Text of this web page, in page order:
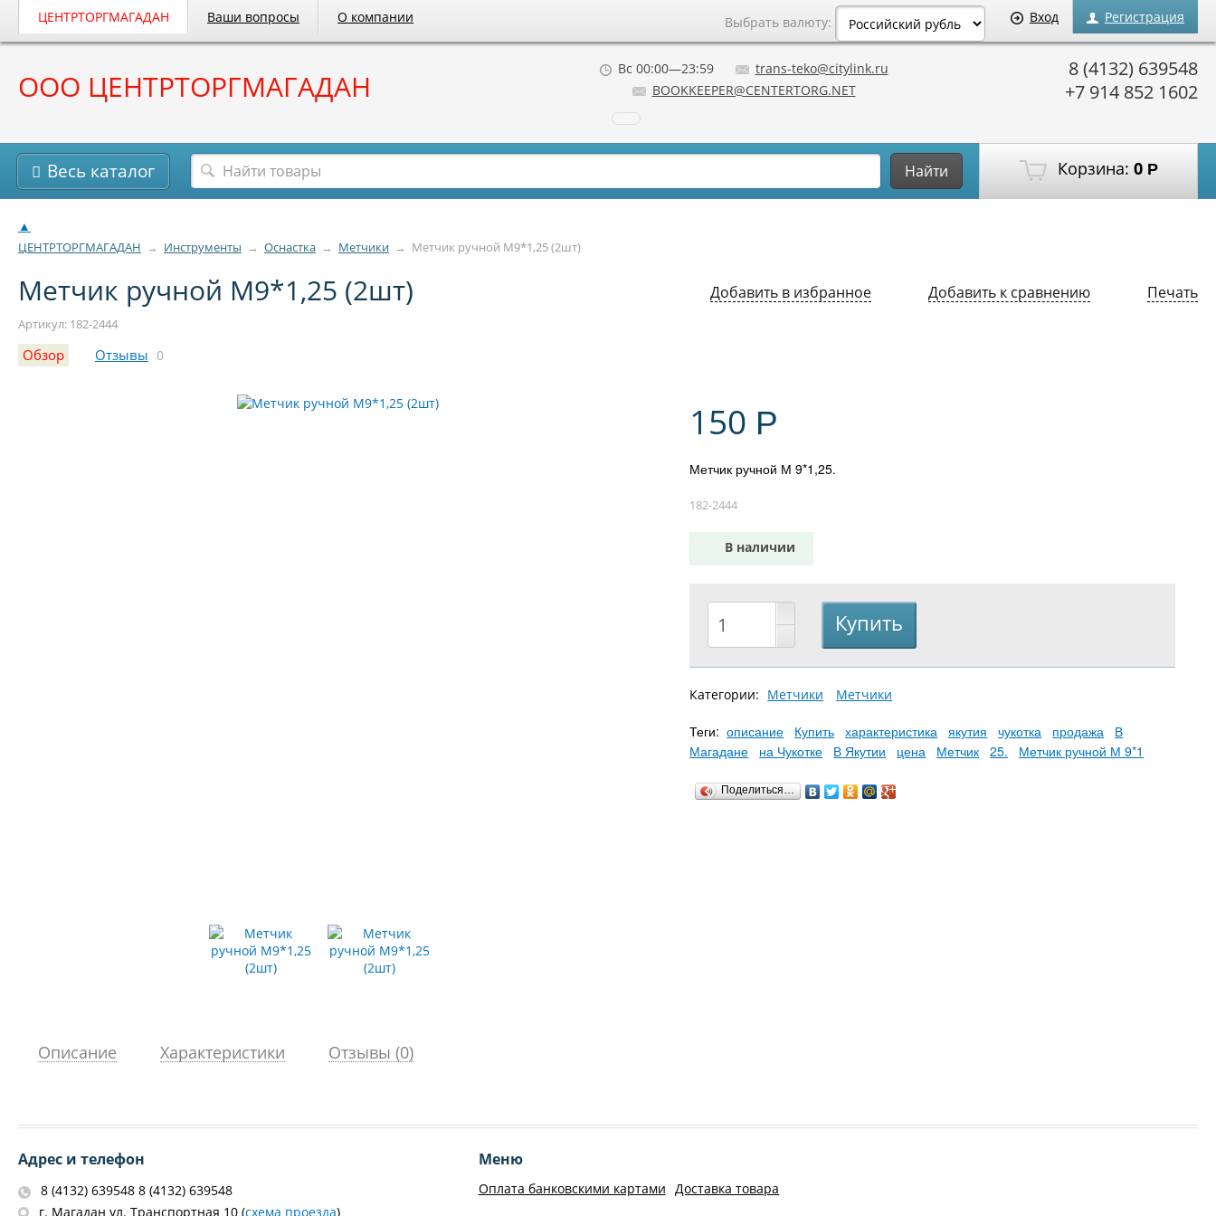
ЦЕНТРТОРГМАГАДАН Ваши вопросы О компании Вход Регистрация
Выбрать валюту:
ООО ЦЕНТРТОРГМАГАДАН
8 (4132) 639548
+7 914 852 1602
Вс 00:00—23:59
trans-teko@citylink.ru
BOOKKEEPER@CENTERTORG.NET
Корзина: 0 Р
Весь каталог Найти
▲
ЦЕНТРТОРГМАГАДАН → Инструменты → Оснастка → Метчики → Метчик ручной М9*1,25 (2шт)
Метчик ручной М9*1,25 (2шт)
Артикул: 182-2444
Добавить в избранное Добавить к сравнению Печать
Обзор Отзывы 0
150 Р
Метчик ручной М 9*1,25.
182-2444
В наличии
Категории: Метчики Метчики
Теги: описание Купить характеристика якутия чукотка продажа
В
Магадане
на Чукотке В Якутии цена Метчик 25. Метчик ручной М 9*1
Поделиться…
Описание Характеристики Отзывы (0)
Адрес и телефон
8 (4132) 639548 8 (4132) 639548
г. Магадан ул. Транспортная 10 (схема проезда)
Меню
Оплата банковскими картами Доставка товара